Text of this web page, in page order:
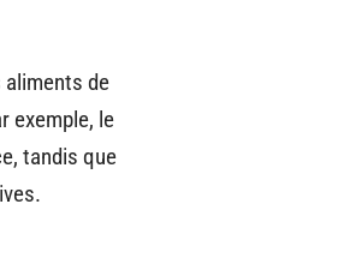
aliments de
exemple, le
tandis que